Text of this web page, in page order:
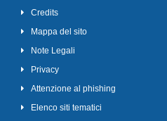
Credits
Mappa del sito
Note Legali
Privacy
Attenzione al phishing
Elenco siti tematici